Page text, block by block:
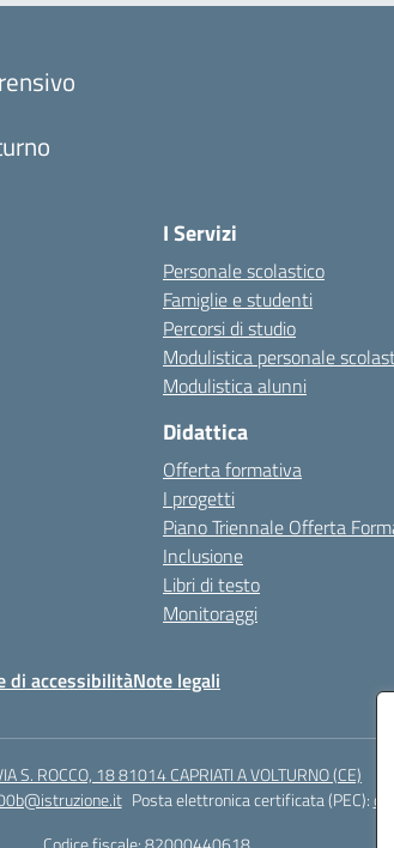
I Servizi
Personale scolastico
Famiglie e studenti
Percorsi di studio
Modulistica personale
Modulistica alunni
Didattica
Offerta formativa
I progetti
Piano Triennale Offerta
Inclusione
Libri di testo
Monitoraggi
di accessibilitàNote legali
S. ROCCO, 18 81014 CAPRIATI A VOLTURNO (CE)
Posta elettronica certificata (PEC):